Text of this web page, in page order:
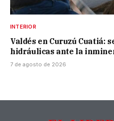
INTERIOR
Valdés en Curuzú Cuatiá:
hidráulicas ante la
7 de agosto de 2026